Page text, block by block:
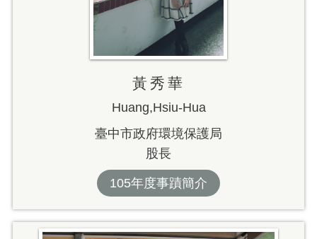
黃秀華
Huang,Hsiu-Hua
臺中市政府環境保護局
股長
105年度事蹟簡介